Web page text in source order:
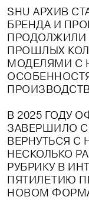
SHU АРХИВ
БРЕНДА И
ПРОДОЛЖИЛИ
ПРОШЛЫХ
МОДЕЛЯМИ С
В 2025 ГОДУ
ЗАВЕРШИЛО
ВЕРНУТЬСЯ С
НЕСКОЛЬКО
РУБРИКУ В
ПЯТИЛЕТИЮ
НОВОМ